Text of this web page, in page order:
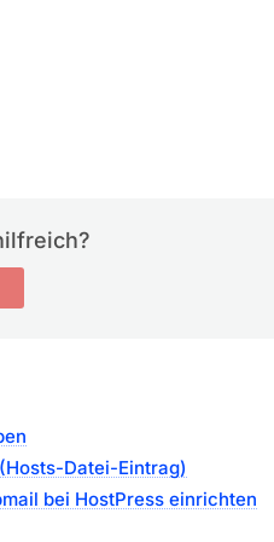
Datei-Eintrag)
bei HostPress einrichten